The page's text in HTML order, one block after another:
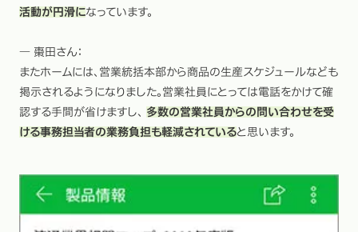
活動が円滑になっています。
― 棗田さん：
またホームには、営業統括本部から商品の生産スケジュールなども
掲示されるようになりました。営業社員にとっては電話をかけて確
認する手間が省けますし、 多数の営業社員からの問い合わせを受
ける事務担当者の業務負担も軽減されていると思います。